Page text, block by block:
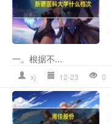
一。根据不...
xj 12-23 0